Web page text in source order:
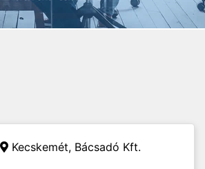
Kecskemét, Bácsadó Kft.